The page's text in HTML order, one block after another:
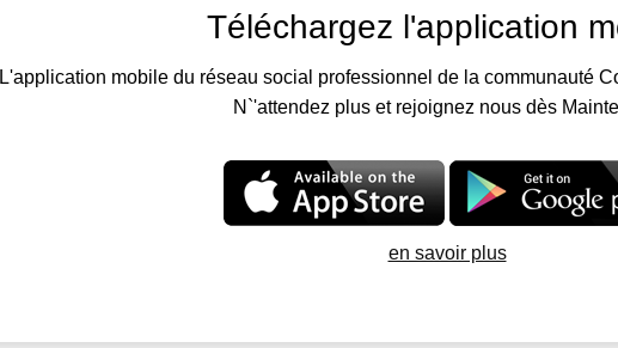
Téléchargez l'application
L'application mobile du réseau social professionnel de la communauté
N`'attendez plus et rejoignez nous dès
en savoir plus